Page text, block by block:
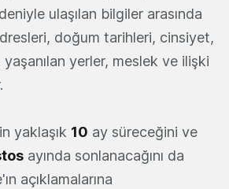
ulaşılan bilgiler arasında
doğum tarihleri, cinsiyet,
yerler, meslek ve ilişki
yaklaşık 10 ay süreceğini ve
ayında sonlanacağını da
açıklamalarına